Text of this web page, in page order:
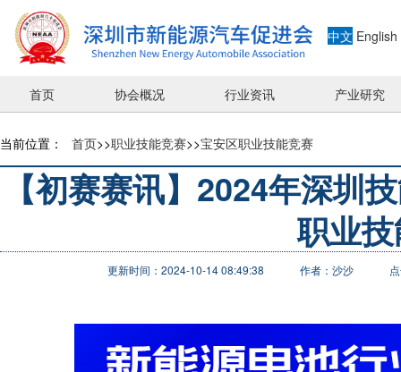
中文 English
首页 协会概况 行业资讯 产业研究
当前位置： 首页>>职业技能竞赛>>宝安区职业技能竞赛
【初赛赛讯】2024年深圳
职业
更新时间：2024-10-14 08:49:38 作者：沙沙